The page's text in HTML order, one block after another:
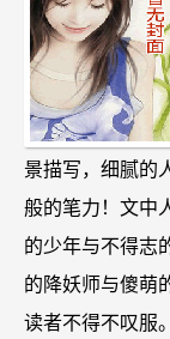
景描写，细腻的
般的笔力！文中
的少年与不得志
的降妖师与傻萌
读者不得不叹服